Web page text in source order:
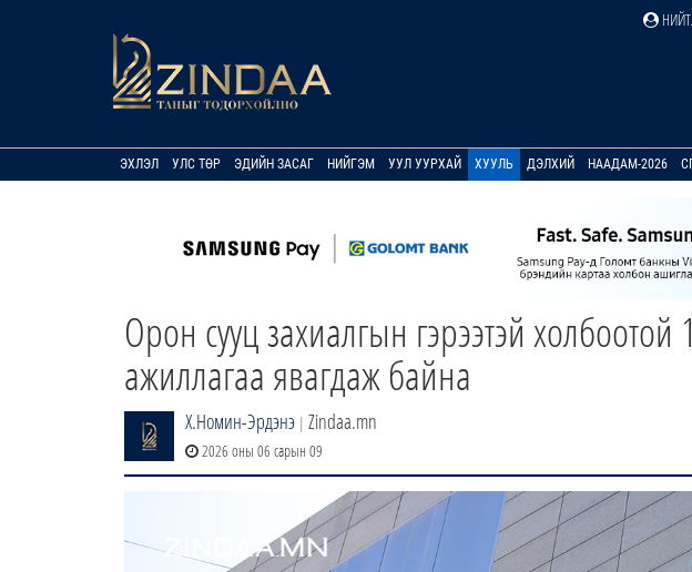
ЭХЛЭЛ УЛС ТӨР ЭДИЙН ЗАСАГ НИЙГЭМ УУЛ УУРХАЙ ХУУЛЬ ДЭЛХИЙ НААДАМ-2026
Орон сууц захиалгын гэрээтэй
ажиллагаа явагдаж байна
Х.Номин-Эрдэнэ | Zindaa.mn
2026 оны 06 сарын 09